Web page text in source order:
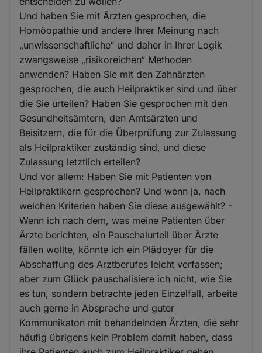
Und haben Sie mit Ärzten gesprochen, die
Homöopathie und andere Ihrer Meinung nach
„unwissenschaftliche“ und daher in Ihrer Logik
zwangsweise „risikoreichen“ Methoden
anwenden? Haben Sie mit den Zahnärzten
gesprochen, die auch Heilpraktiker sind und über
die Sie urteilen? Haben Sie gesprochen mit den
Gesundheitsämtern, den Amtsärzten und
Beisitzern, die für die Überprüfung zur Zulassung
als Heilpraktiker zuständig sind, und diese
Zulassung letztlich erteilen?
Und vor allem: Haben Sie mit Patienten von
Heilpraktikern gesprochen? Und wenn ja, nach
welchen Kriterien haben Sie diese ausgewählt? -
Wenn ich nach dem, was meine Patienten über
Ärzte berichten, ein Pauschalurteil über Ärzte
fällen wollte, könnte ich ein Plädoyer für die
Abschaffung des Arztberufes leicht verfassen;
aber zum Glück pauschalisiere ich nicht, wie Sie
es tun, sondern betrachte jeden Einzelfall, arbeite
auch gerne in Absprache und guter
Kommunikaton mit behandelnden Ärzten, die sehr
häufig übrigens kein Problem damit haben, dass